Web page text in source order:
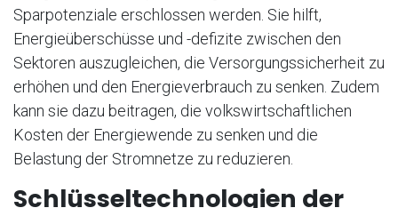
Sparpotenziale erschlossen werden. Sie hilft,
Energieüberschüsse und -defizite zwischen den
Sektoren auszugleichen, die Versorgungssicherheit zu
erhöhen und den Energieverbrauch zu senken. Zudem
kann sie dazu beitragen, die volkswirtschaftlichen
Kosten der Energiewende zu senken und die
Belastung der Stromnetze zu reduzieren.
Schlüsseltechnologien der